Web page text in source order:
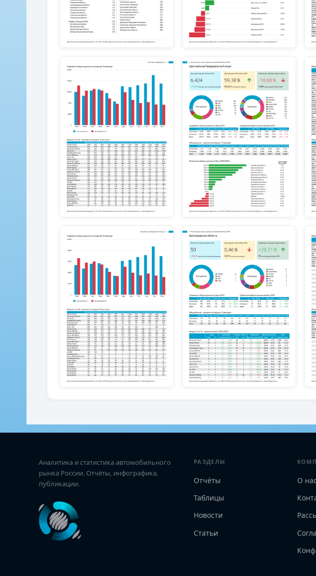
Аналитика и статистика автомобильного
рынка России. Отчёты, инфографика,
публикации.
РАЗДЕЛЫ
Отчёты
Таблицы
Новости
Статьи
О нас